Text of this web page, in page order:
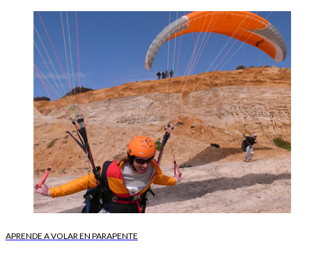
APRENDE A VOLAR EN PARAPENTE